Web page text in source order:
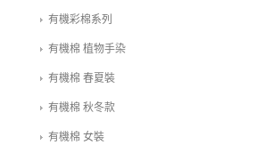
有機彩棉系列
有機棉 植物手染
有機棉 春夏裝
有機棉 秋冬款
有機棉 女裝